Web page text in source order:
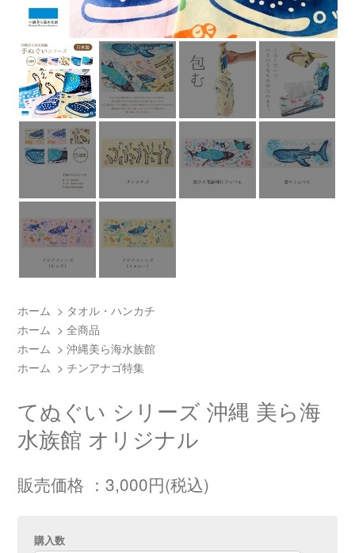
ホーム > タオル・ハンカチ
ホーム >全商品
ホーム >沖縄美ら海水族館
ホーム > チンアナゴ特集
てぬぐい シリーズ 沖縄 美ら海
水族館 オリジナル
販売価格 ：3,000円(税込)
購入数